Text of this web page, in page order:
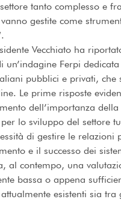
tanto complesso e
gestite come
Vecchiato ha
un’indagine Ferpi
pubblici e privati, che
Le prime risposte
dell’importanza
lo sviluppo del settore
di gestire le relazioni
e il successo dei
al contempo, una
bassa o appena
esistenti sia tra